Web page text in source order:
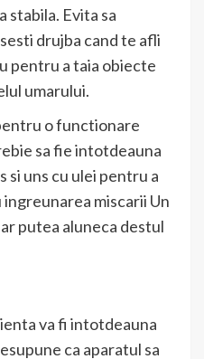
stabila. Evita sa
drujba cand te afli
pentru a taia obiecte
umarului.
o functionare
sa fie intotdeauna
uns cu ulei pentru a
miscarii Un
putea aluneca destul
va fi intotdeauna
ca aparatul sa